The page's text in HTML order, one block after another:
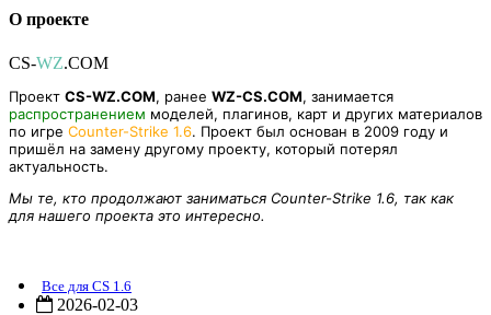
О проекте
CS-WZ.COM
Проект CS-WZ.COM, ранее WZ-CS.COM, занимается
распространением моделей, плагинов, карт и других материалов
по игре Counter-Strike 1.6. Проект был основан в 2009 году и
пришёл на замену другому проекту, который потерял
актуальность.
Мы те, кто продолжают заниматься Counter-Strike 1.6, так как
для нашего проекта это интересно.
Все для CS 1.6
2026-02-03